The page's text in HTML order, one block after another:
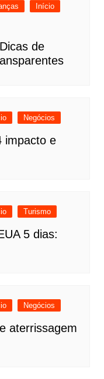
Início
de
Negócios
impacto e
Turismo
5 dias:
Negócios
aterrissagem